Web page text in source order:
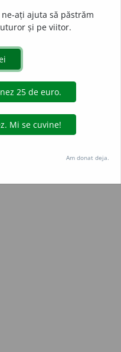
(https://dexonline.ro)
de extragere automată
date oferite oficial spre utilizare
Hosterion
ați ajuta să păstrăm
și pe viitor.
Am donat deja.